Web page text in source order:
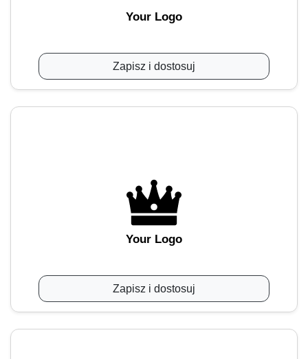
Your Logo
Zapisz i dostosuj
Your Logo
Zapisz i dostosuj